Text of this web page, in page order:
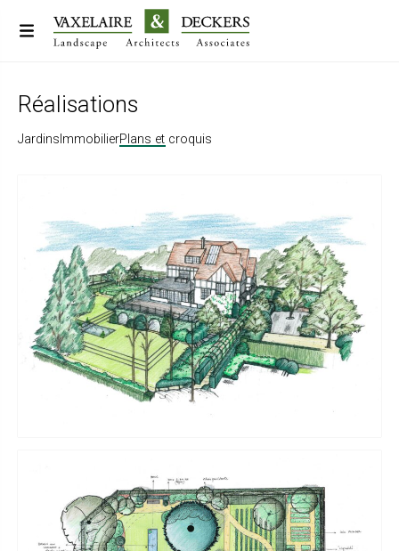
Réalisations
Jardins ImmobilierPlans et croquis